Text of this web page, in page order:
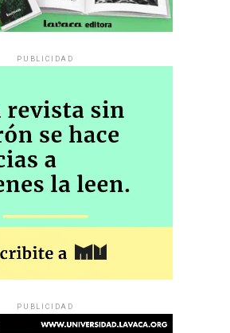
PUBLICIDAD
PUBLICIDAD